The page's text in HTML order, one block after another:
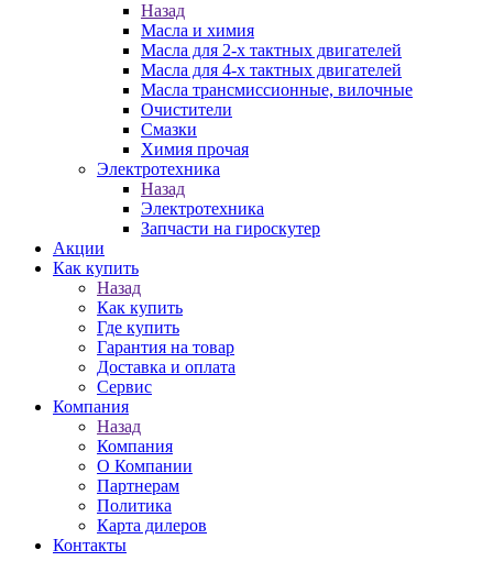
Назад
Масла и химия
Масла для 2-х тактных двигателей
Масла для 4-х тактных двигателей
Масла трансмиссионные, вилочные
Очистители
Смазки
Химия прочая
Электротехника
Назад
Электротехника
Запчасти на гироскутер
Акции
Как купить
Назад
Как купить
Где купить
Гарантия на товар
Доставка и оплата
Сервис
Компания
Назад
Компания
О Компании
Партнерам
Политика
Карта дилеров
Контакты